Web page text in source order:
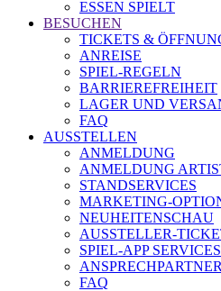
ESSEN SPIELT
BESUCHEN
TICKETS &
ANREISE
SPIEL-REGELN
BARRIEREFREIHEIT
LAGER UND
FAQ
AUSSTELLEN
ANMELDUNG
ANMELDUNG
STANDSERVICES
MARKETING-
NEUHEITENSCHAU
AUSSTELLER-
SPIEL-APP SERVICES
ANSPRECHPARTNER
FAQ